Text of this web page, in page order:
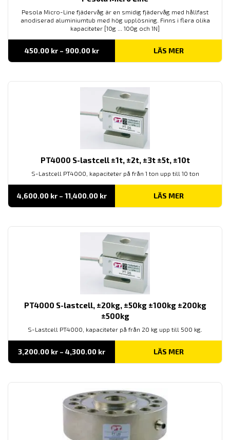
Pesola Micro-Line fjädervåg är en smidig fjädervåg med hållfast
anodiserad aluminiumtub med hög upplösning. Finns i flera olika
kapaciteter [10g ... 100g och 1N]
450.00 kr – 900.00 krPrisintervall:
till
LÄS MER
PT4000 S-lastcell ±1t, ±2t, ±3t ±5t, ±10t
S-Lastcell PT4000, kapaciteter på från 1 ton upp till 10 ton
4,600.00 kr – 11,400.00 krPrisintervall:
till
LÄS MER
PT4000 S-lastcell, ±20kg, ±50kg ±100kg ±200kg
±500kg
S-Lastcell PT4000, kapaciteter på från 20 kg upp till 500 kg.
3,200.00 kr – 4,300.00 krPrisintervall:
till
LÄS MER